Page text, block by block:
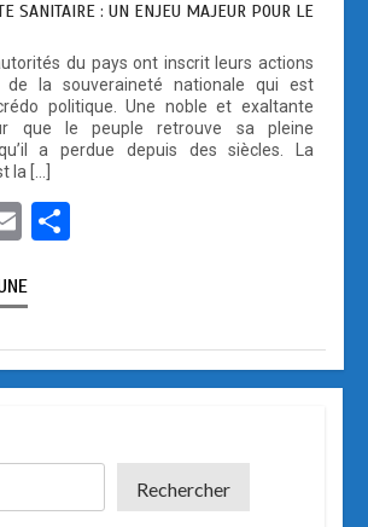
SANITAIRE : UN ENJEU MAJEUR POUR LE
du pays ont inscrit leurs actions
la souveraineté nationale qui est
politique. Une noble et exaltante
que le peuple retrouve sa pleine
a perdue depuis des siècles. La
la […]
E
ail
g
er
Rechercher